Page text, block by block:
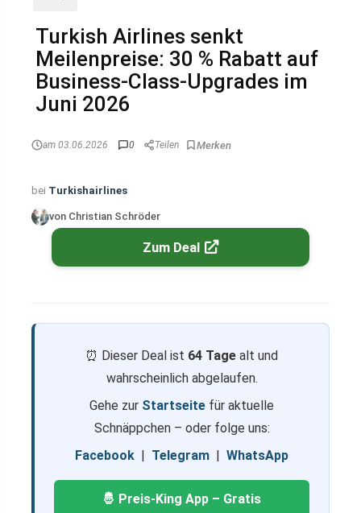
Turkish Airlines senkt
Meilenpreise: 30 % Rabatt auf
Business-Class-Upgrades im
Juni 2026
am 03.06.2026 0 Teilen
bei Turkishairlines
von Christian Schröder
Zum Deal
⏰ Dieser Deal ist 64 Tage alt und
wahrscheinlich abgelaufen.
Gehe zur Startseite für aktuelle
Schnäppchen – oder folge uns:
Facebook | Telegram | WhatsApp
🤴 Preis-King App – Gratis